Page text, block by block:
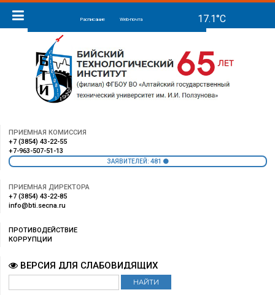
Расписание Web-почта
ПРИЕМНАЯ КОМИССИЯ
+7 (3854) 43-22-55
+7-963-507-51-13
ЗАЯВИТЕЛЕЙ: 481
ПРИЕМНАЯ ДИРЕКТОРА
+7 (3854) 43-22-85
info@bti.secna.ru
ПРОТИВОДЕЙСТВИЕ
КОРРУПЦИИ
ВЕРСИЯ ДЛЯ СЛАБОВИДЯЩИХ